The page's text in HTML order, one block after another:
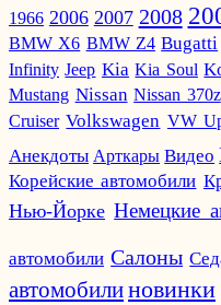
1966 2006 2007 2008
BMW X6 BMW Z4 Bugatti
Infinity Jeep Kia Kia Soul
Mustang Nissan Nissan 370z
Cruiser Volkswagen VW
Анекдоты Арткары Видео
Корейские автомобили
Нью-Йорке Немецкие
автомобили Салоны
автомобилиновинки